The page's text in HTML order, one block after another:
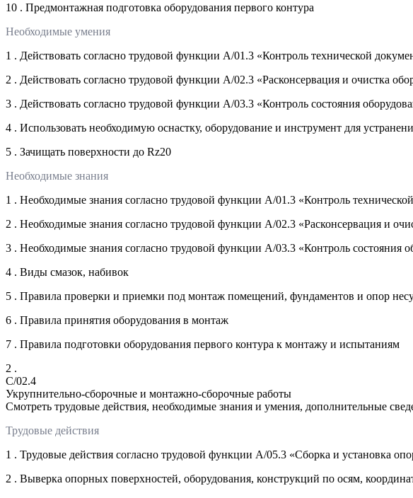
10 . Предмонтажная подготовка оборудования первого контура
Необходимые умения
1 . Действовать согласно трудовой функции А/01.3 «Контроль технической
2 . Действовать согласно трудовой функции А/02.3 «Расконсервация и очистка
3 . Действовать согласно трудовой функции А/03.3 «Контроль состояния
4 . Использовать необходимую оснастку, оборудование и инструмент для
5 . Зачищать поверхности до Rz20
Необходимые знания
1 . Необходимые знания согласно трудовой функции А/01.3 «Контроль
2 . Необходимые знания согласно трудовой функции А/02.3 «Расконсервация и
3 . Необходимые знания согласно трудовой функции А/03.3 «Контроль состояния
4 . Виды смазок, набивок
5 . Правила проверки и приемки под монтаж помещений, фундаментов и опор
6 . Правила принятия оборудования в монтаж
7 . Правила подготовки оборудования первого контура к монтажу и испытаниям
2 .
C/02.4
Укрупнительно-сборочные и монтажно-сборочные работы
Смотреть трудовые действия, необходимые знания и умения, дополнительные
Трудовые действия
1 . Трудовые действия согласно трудовой функции А/05.3 «Сборка и установка
2 . Выверка опорных поверхностей, оборудования, конструкций по осям,